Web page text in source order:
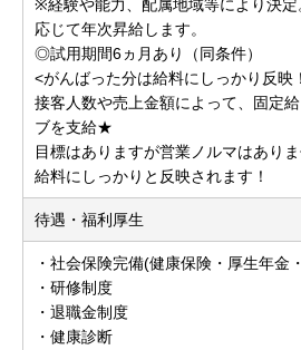
※経験や能力、配属地域等により決定
応じて年次昇給します。
◎試用期間6ヵ月あり（同条件）
<がんばった分は給料にしっかり反映
接客人数や売上金額によって、固定
ブを支給★
目標はありますが営業ノルマはあり
給料にしっかりと反映されます！
待遇・福利厚生
・社会保険完備(健康保険・厚生年金
・研修制度
・退職金制度
・健康診断